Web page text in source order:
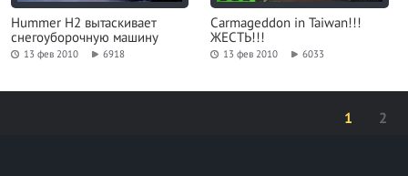
Hummer H2 вытаскивает
снегоуборочную машину
13 фев 2010 6918
Carmageddon in Taiwan!!!
ЖЕСТЬ!!!
13 фев 2010 6033
1 2